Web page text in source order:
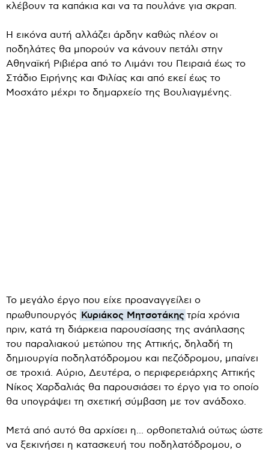
κλέβουν τα καπάκια και να τα πουλάνε για σκραπ.
Η εικόνα αυτή αλλάζει άρδην καθώς πλέον οι
ποδηλάτες θα μπορούν να κάνουν πετάλι στην
Αθηναϊκή Ριβιέρα από το Λιμάνι του Πειραιά έως το
Στάδιο Ειρήνης και Φιλίας και από εκεί έως το
Μοσχάτο μέχρι το δημαρχείο της Βουλιαγμένης.
Το μεγάλο έργο που είχε προαναγγείλει ο
πρωθυπουργός Κυριάκος Μητσοτάκης τρία χρόνια
πριν, κατά τη διάρκεια παρουσίασης της ανάπλασης
του παραλιακού μετώπου της Αττικής, δηλαδή τη
δημιουργία ποδηλατόδρομου και πεζόδρομου, μπαίνει
σε τροχιά. Αύριο, Δευτέρα, ο περιφερειάρχης Αττικής
Νίκος Χαρδαλιάς θα παρουσιάσει το έργο για το οποίο
θα υπογράψει τη σχετική σύμβαση με τον ανάδοχο.
Μετά από αυτό θα αρχίσει η... ορθοπεταλιά ούτως ώστε
να ξεκινήσει η κατασκευή του ποδηλατόδρομου, ο